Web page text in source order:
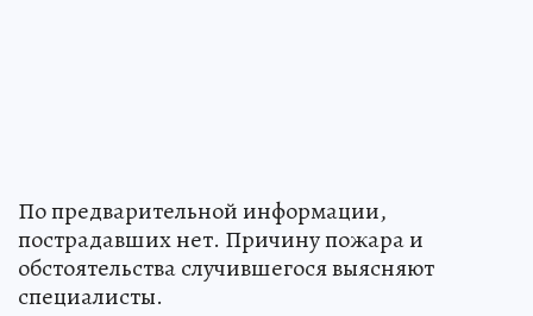
По предварительной информации,
пострадавших нет. Причину пожара и
обстоятельства случившегося выясняют
специалисты.